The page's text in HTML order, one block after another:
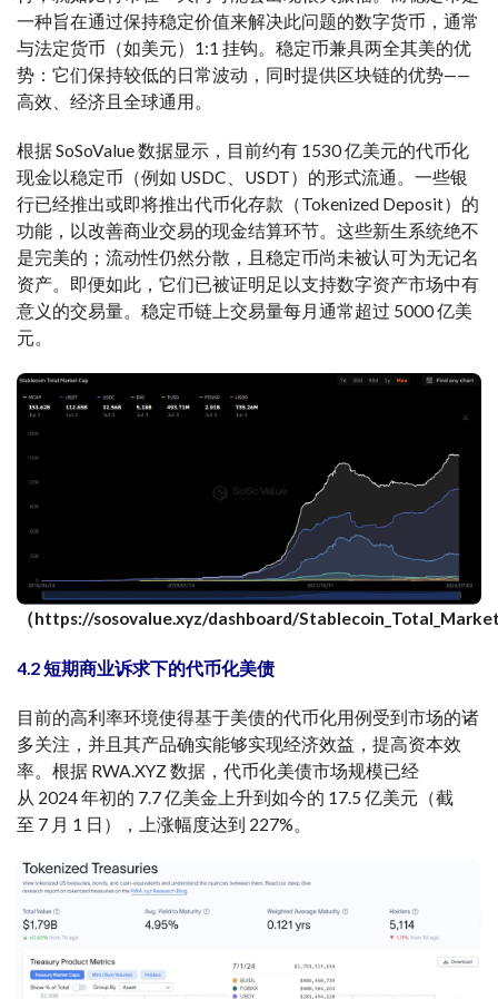
一种旨在通过保持稳定价值来解决此问题的数字货币，通常
与法定货币（如美元）1:1 挂钩。稳定币兼具两全其美的优
势：它们保持较低的日常波动，同时提供区块链的优势——
高效、经济且全球通用。
根据 SoSoValue 数据显示，目前约有 1530 亿美元的代币化
现金以稳定币（例如 USDC、USDT）的形式流通。一些银
行已经推出或即将推出代币化存款（Tokenized Deposit）的
功能，以改善商业交易的现金结算环节。这些新生系统绝不
是完美的；流动性仍然分散，且稳定币尚未被认可为无记名
资产。即便如此，它们已被证明足以支持数字资产市场中有
意义的交易量。稳定币链上交易量每月通常超过 5000 亿美
元。
（https://sosovalue.xyz/dashboard/
4.2 短期商业诉求下的代币化美债
目前的高利率环境使得基于美债的代币化用例受到市场的诸
多关注，并且其产品确实能够实现经济效益，提高资本效
率。根据 RWA.XYZ 数据，代币化美债市场规模已经
从 2024 年初的 7.7 亿美金上升到如今的 17.5 亿美元（截
至 7 月 1 日），上涨幅度达到 227%。